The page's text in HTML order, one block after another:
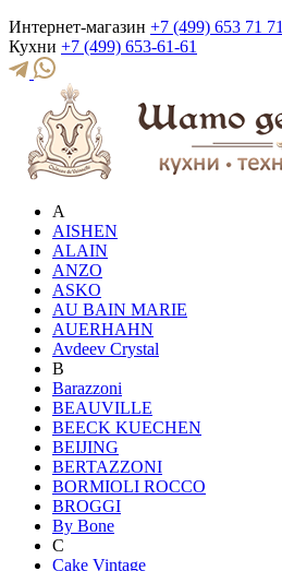
Интернет-магазин +7 (499) 653 71 71
Кухни +7 (499) 653-61-61
A
AISHEN
ALAIN
ANZO
ASKO
AU BAIN MARIE
AUERHAHN
Avdeev Crystal
B
Barazzoni
BEAUVILLE
BEECK KUECHEN
BEIJING
BERTAZZONI
BORMIOLI ROCCO
BROGGI
By Bone
C
Cake Vintage